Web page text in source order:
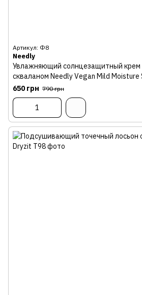
Артикул: Ф8
Needly
Увлажняющий солнцезащитный крем
скваланом Needly Vegan Mild Moisture
650 грн 790 грн